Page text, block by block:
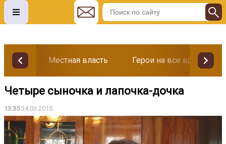
Местная власть Герои на все времена
Четыре сыночка и лапочка-дочка
13:3524.03.2015